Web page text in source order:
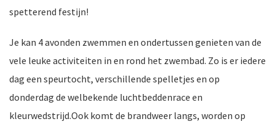
spetterend festijn!
Je kan 4 avonden zwemmen en ondertussen genieten van de
vele leuke activiteiten in en rond het zwembad. Zo is er iedere
dag een speurtocht, verschillende spelletjes en op
donderdag de welbekende luchtbeddenrace en
kleurwedstrijd.Ook komt de brandweer langs, worden op